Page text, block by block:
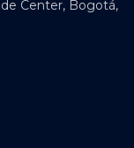
Center, Bogotá,